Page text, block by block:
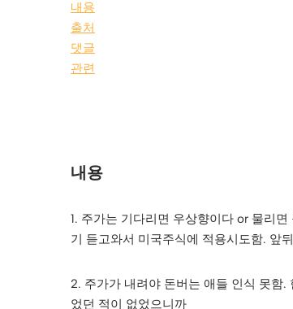
내용
출처
댓글
관련
내용
1. 주가는 기다리면 우상향이다 or 물리
기 듣고와서 미국주식에 적용시도함. 앞
2. 주가가 내려야 돈버는 애들 인식 못함
었던 적이 없었으니까